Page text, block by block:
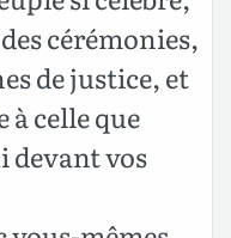
cérémonies,
de justice, et
à celle que
devant vos